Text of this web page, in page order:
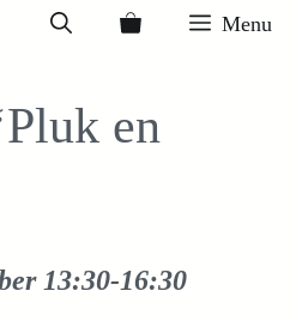
Menu
en
13:30-16:30